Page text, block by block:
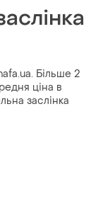
Більше 2
ціна в
заслінка